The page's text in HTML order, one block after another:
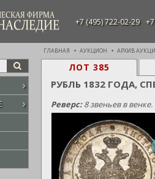
ФИРМА
+7 (495) 722-02-29
ГЛАВНАЯ АУКЦИОН АРХИВ
SEARCH ЛОТ 385
РУБЛЬ 1832 ГОДА,
Реверс:8 звеньев в венке.